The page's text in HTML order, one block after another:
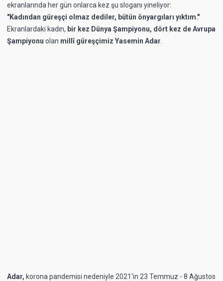
ekranlarında her gün onlarca kez şu sloganı yineliyor:
"Kadından güreşçi olmaz dediler, bütün önyargıları yıktım."
Ekranlardaki kadın, bir kez Dünya Şampiyonu, dört kez de Avrupa
Şampiyonu olan millî güreşçimiz Yasemin Adar
Adar, korona pandemisi nedeniyle 2021'in 23 Temmuz - 8 Ağustos